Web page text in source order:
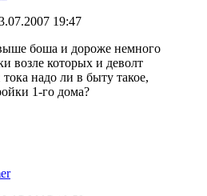
19:47
боша и дороже немного
возле которых и деволт
надо ли в быту такое,
1-го дома?